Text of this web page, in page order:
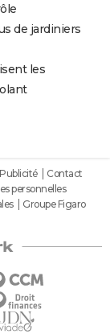
de jardiniers
les
Publicité
Contact
personnelles
Groupe Figaro